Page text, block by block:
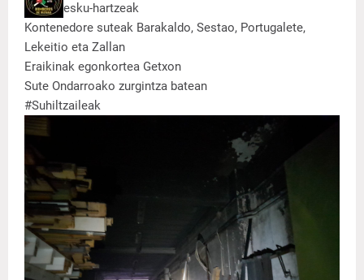
esku-hartzeak
Kontenedore suteak Barakaldo, Sestao, Portugalete,
Lekeitio eta Zallan
Eraikinak egonkortea Getxon
Sute Ondarroako zurgintza batean
#Suhiltzaileak